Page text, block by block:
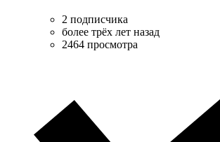
2 подписчика
более трёх лет назад
2464 просмотра